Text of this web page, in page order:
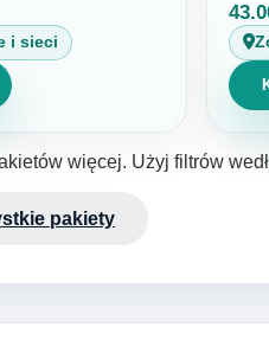
i sieci
więcej. Użyj filtrów
pakiety